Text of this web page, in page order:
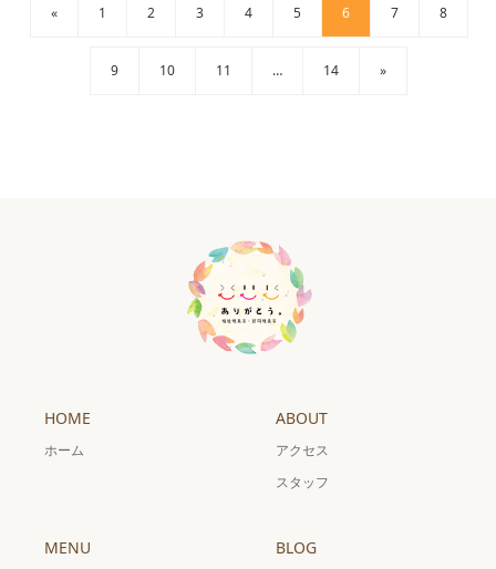
« 1 2 3 4 5 6 7 8
9 10 11 … 14 »
HOME
ホーム
ABOUT
アクセス
スタッフ
MENU BLOG